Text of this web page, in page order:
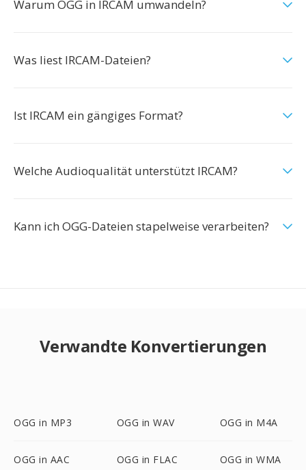
Warum OGG in IRCAM umwandeln?
Was liest IRCAM-Dateien?
Ist IRCAM ein gängiges Format?
Welche Audioqualität unterstützt IRCAM?
Kann ich OGG-Dateien stapelweise verarbeiten?
Verwandte Konvertierungen
OGG in MP3 OGG in WAV OGG in M4A
OGG in AAC OGG in FLAC OGG in WMA